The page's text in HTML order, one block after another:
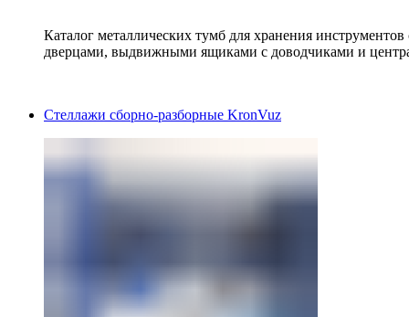
Каталог металлических тумб для хранения
дверцами, выдвижными ящиками с доводчиками и
Стеллажи сборно-разборные KronVuz